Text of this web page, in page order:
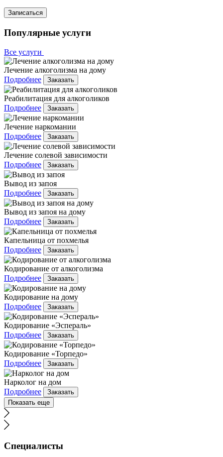
Записаться
Популярные услуги
Все услуги
Лечение алкоголизма на дому
Подробнее
Заказать
Реабилитация для алкоголиков
Подробнее
Заказать
Лечение наркомании
Подробнее
Заказать
Лечение солевой зависимости
Подробнее
Заказать
Вывод из запоя
Подробнее
Заказать
Вывод из запоя на дому
Подробнее
Заказать
Капельница от похмелья
Подробнее
Заказать
Кодирование от алкоголизма
Подробнее
Заказать
Кодирование на дому
Подробнее
Заказать
Кодирование «Эспераль»
Подробнее
Заказать
Кодирование «Торпедо»
Подробнее
Заказать
Нарколог на дом
Подробнее
Заказать
Показать еще
Специалисты